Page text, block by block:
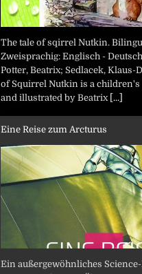
The tale of sqirrel Nutkin.
Zweisprachig: Englisch -
Potter, Beatrix; Sedlacek, Klaus-
of Squirrel Nutkin is a
and illustrated by Beatrix [...]
Eine Reise zum Arcturus
Ein außergewöhnliches